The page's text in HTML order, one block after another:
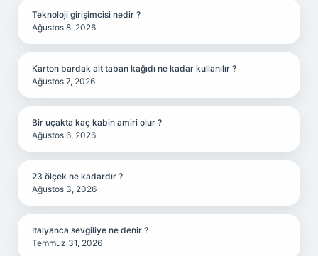
Teknoloji girişimcisi nedir ?
Ağustos 8, 2026
Karton bardak alt taban kağıdı ne kadar kullanılır ?
Ağustos 7, 2026
Bir uçakta kaç kabin amiri olur ?
Ağustos 6, 2026
23 ölçek ne kadardır ?
Ağustos 3, 2026
İtalyanca sevgiliye ne denir ?
Temmuz 31, 2026